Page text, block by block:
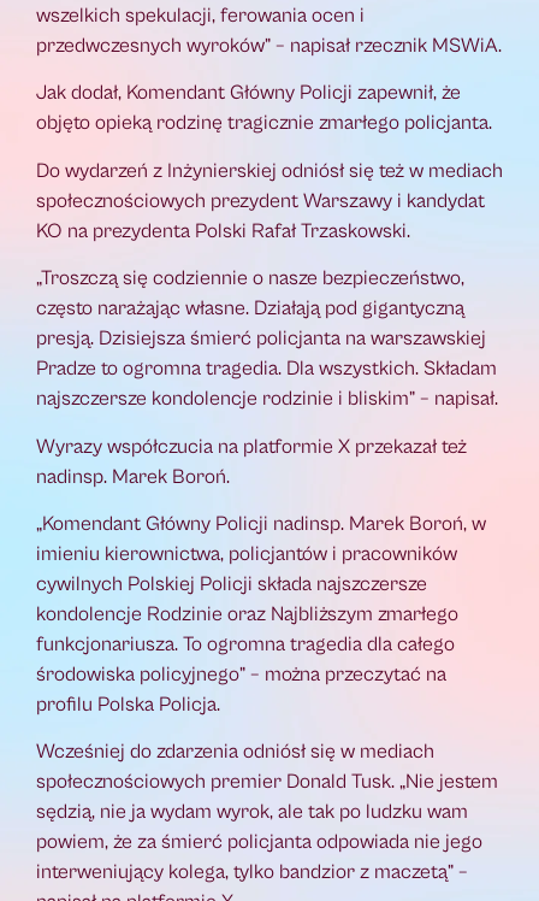
wszelkich spekulacji, ferowania ocen i
przedwczesnych wyroków” – napisał rzecznik MSWiA.
Jak dodał, Komendant Główny Policji zapewnił, że
objęto opieką rodzinę tragicznie zmarłego policjanta.
Do wydarzeń z Inżynierskiej odniósł się też w mediach
społecznościowych prezydent Warszawy i kandydat
KO na prezydenta Polski Rafał Trzaskowski.
„Troszczą się codziennie o nasze bezpieczeństwo,
często narażając własne. Działają pod gigantyczną
presją. Dzisiejsza śmierć policjanta na warszawskiej
Pradze to ogromna tragedia. Dla wszystkich. Składam
najszczersze kondolencje rodzinie i bliskim” – napisał.
Wyrazy współczucia na platformie X przekazał też
nadinsp. Marek Boroń.
„Komendant Główny Policji nadinsp. Marek Boroń, w
imieniu kierownictwa, policjantów i pracowników
cywilnych Polskiej Policji składa najszczersze
kondolencje Rodzinie oraz Najbliższym zmarłego
funkcjonariusza. To ogromna tragedia dla całego
środowiska policyjnego” – można przeczytać na
profilu Polska Policja.
Wcześniej do zdarzenia odniósł się w mediach
społecznościowych premier Donald Tusk. „Nie jestem
sędzią, nie ja wydam wyrok, ale tak po ludzku wam
powiem, że za śmierć policjanta odpowiada nie jego
interweniujący kolega, tylko bandzior z maczetą” –